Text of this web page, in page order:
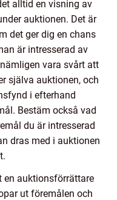
alltid en visning av
auktionen. Det är
det ger dig en chans
är intresserad av
vara svårt att
själva auktionen, och
i efterhand
Bestäm också vad
du är intresserad
dras med i auktionen
en auktionsförrättare
ut föremålen och